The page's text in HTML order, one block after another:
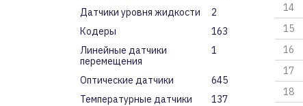
Датчики уровня жидкости
2
Кодеры
163
Линейные датчики
перемещения
1
Оптические датчики
645
Температурные датчики
137
14
15
16
17
18